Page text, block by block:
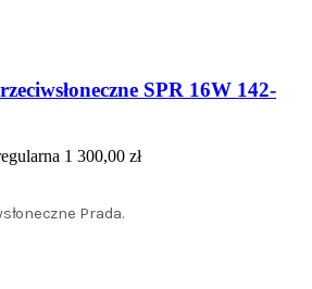
SPR 16W 142-
1 300,00 zł
Prada.